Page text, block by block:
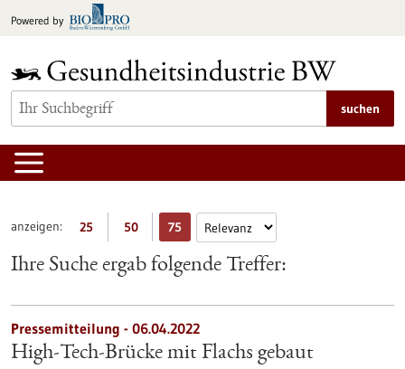
Inhalt
Powered by
suchen
anzeigen: 25 50 75
Ihre Suche ergab folgende Treffer:
Pressemitteilung - 06.04.2022
High-Tech-Brücke mit Flachs gebaut